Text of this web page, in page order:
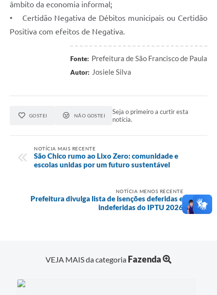
âmbito da economia informal;
• Certidão Negativa de Débitos municipais ou Certidão
Positiva com efeitos de Negativa.
Fonte: Prefeitura de São Francisco de Paula
Autor: Josiele Silva
GOSTEI NÃO GOSTEI
Seja o primeiro a curtir esta
notícia.
NOTÍCIA MAIS RECENTE
São Chico rumo ao Lixo Zero: comunidade e
escolas unidas por um futuro sustentável
NOTÍCIA MENOS RECENTE
Prefeitura divulga lista de isenções deferidas e
indeferidas do IPTU 2026
VEJA MAIS da categoria Fazenda